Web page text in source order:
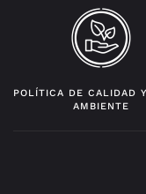
POLÍTICA DE CALIDAD
AMBIENTE